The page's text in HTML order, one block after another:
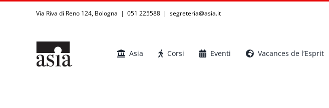
Via Riva di Reno 124, Bologna | 051 225588 | segreteria@asia.it
Asia Corsi Eventi Vacances de l’Esprit